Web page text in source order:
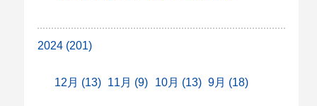
2024 (201)
12月 (13) 11月 (9) 10月 (13) 9月 (18)